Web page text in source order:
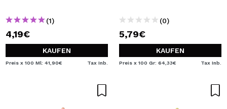
(1)
4,19€
KAUFEN
Preis x 100 Ml: 41,90€ Tax Inb.
(0)
5,79€
KAUFEN
Preis x 100 Gr: 64,33€ Tax Inb.